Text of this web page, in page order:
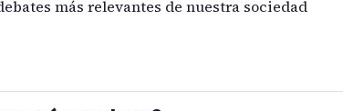
más relevantes de nuestra sociedad